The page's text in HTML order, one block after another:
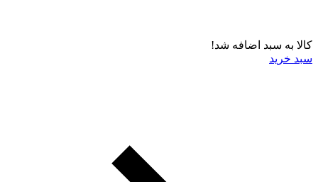
کالا به سبد اضافه شد!
سبد خرید